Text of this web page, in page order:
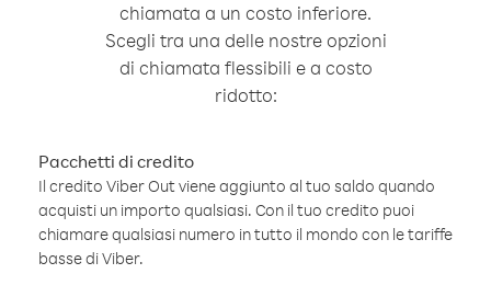
chiamata a un costo inferiore.
Scegli tra una delle nostre opzioni
di chiamata flessibili e a costo
ridotto:
Pacchetti di credito
Il credito Viber Out viene aggiunto al tuo saldo quando
acquisti un importo qualsiasi. Con il tuo credito puoi
chiamare qualsiasi numero in tutto il mondo con le tariffe
basse di Viber.